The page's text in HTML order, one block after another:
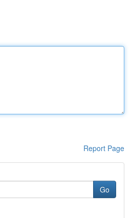
Report Page
Go